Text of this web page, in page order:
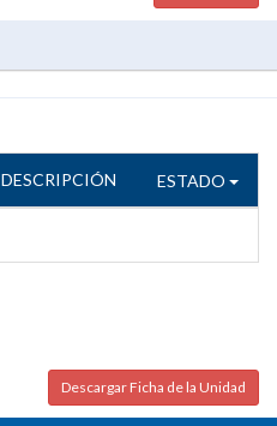
DESCRIPCIÓN ESTADO
Descargar Ficha de la Unidad